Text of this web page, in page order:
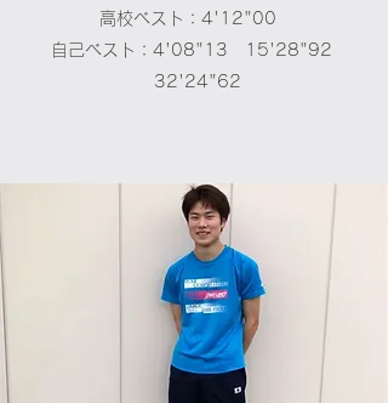
高校ベスト：4'12"00
自己ベスト：4'08"13 15'28"92
32'24"62